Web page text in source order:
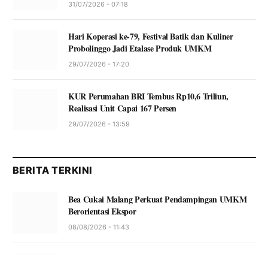
31/07/2026 - 07:18
Hari Koperasi ke-79, Festival Batik dan Kuliner
Probolinggo Jadi Etalase Produk UMKM
29/07/2026 - 17:20
KUR Perumahan BRI Tembus Rp10,6 Triliun,
Realisasi Unit Capai 167 Persen
29/07/2026 - 13:59
BERITA TERKINI
Bea Cukai Malang Perkuat Pendampingan UMKM
Berorientasi Ekspor
08/08/2026 - 11:43